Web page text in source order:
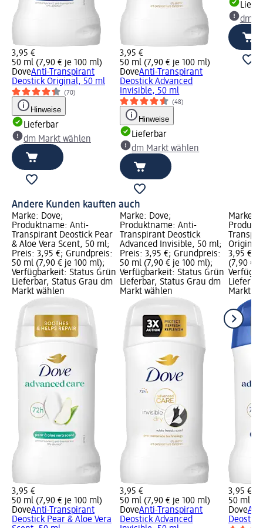
3,95 €
50 ml (7,90 € je 100 ml)
DoveAnti-Transpirant
Deostick Original, 50 ml
(70)
Hinweise
Lieferbar
dm Markt wählen
3,95 €
50 ml (7,90 € je 100 ml)
DoveAnti-Transpirant
Deostick Advanced
Invisible, 50 ml
(48)
Hinweise
Lieferbar
dm Markt wählen
dm
Andere Kunden kauften auch
Marke: Dove;
Produktname: Anti-
Transpirant Deostick Pear
& Aloe Vera Scent, 50 ml;
Preis: 3,95 €; Grundpreis:
50 ml (7,90 € je 100 ml);
Verfügbarkeit: Status Grün
Lieferbar, Status Grau dm
Markt wählen
3,95 €
50 ml (7,90 € je 100 ml)
DoveAnti-Transpirant
Deostick Pear & Aloe Vera
Marke: Dove;
Produktname: Anti-
Transpirant Deostick
Advanced Invisible, 50 ml;
Preis: 3,95 €; Grundpreis:
50 ml (7,90 € je 100 ml);
Verfügbarkeit: Status Grün
Lieferbar, Status Grau dm
Markt wählen
3,95 €
50 ml (7,90 € je 100 ml)
DoveAnti-Transpirant
Deostick Advanced
Marke:
3,95 €;
(7,90 €
Markt
3,95 €
50 ml
Dove